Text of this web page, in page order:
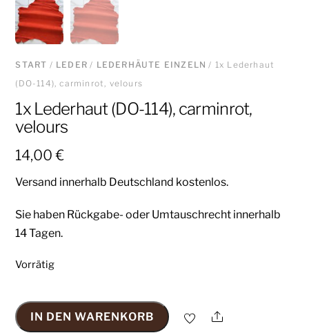
START / LEDER / LEDERHÄUTE EINZELN / 1x Lederhaut
(DO-114), carminrot, velours
1x Lederhaut (DO-114), carminrot,
velours
14,00€
Versand innerhalb Deutschland kostenlos.
Sie haben Rückgabe- oder Umtauschrecht innerhalb
14 Tagen.
Vorrätig
1x
IN DEN WARENKORB Share